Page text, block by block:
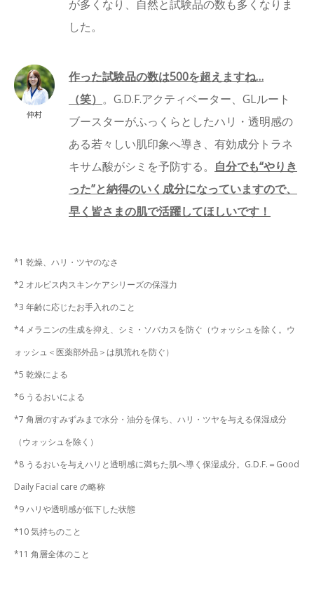
が多くなり、自然と試験品の数も多くなりま
した。
仲村
作った試験品の数は500を超えますね…
（笑） 。G.D.F.アクティベーター、GLルート
ブースターがふっくらとしたハリ・透明感の
ある若々しい肌印象へ導き、有効成分トラネ
キサム酸がシミを予防する。 自分でも“やりき
った”と納得のいく成分になっていますので、
早く皆さまの肌で活躍してほしいです！
*1 乾燥、ハリ・ツヤのなさ
*2 オルビス内スキンケアシリーズの保湿力
*3 年齢に応じたお手入れのこと
*4 メラニンの生成を抑え、シミ・ソバカスを防ぐ（ウォッシュを除く。ウ
ォッシュ＜医薬部外品＞は肌荒れを防ぐ）
*5 乾燥による
*6 うるおいによる
*7 角層のすみずみまで水分・油分を保ち、ハリ・ツヤを与える保湿成分
（ウォッシュを除く）
*8 うるおいを与えハリと透明感に満ちた肌へ導く保湿成分。G.D.F.＝Good
Daily Facial care の略称
*9 ハリや透明感が低下した状態
*10 気持ちのこと
*11 角層全体のこと